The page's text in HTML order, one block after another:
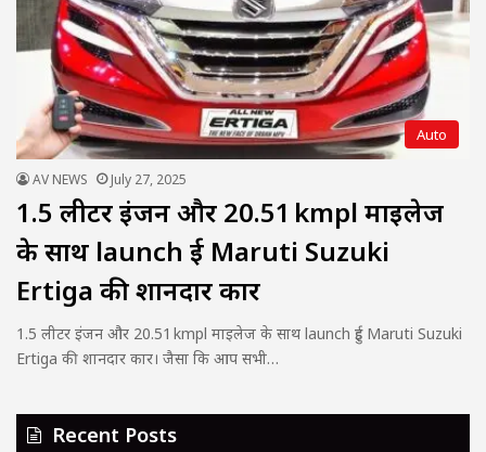
Auto
AV NEWS July 27, 2025
1.5 लीटर इंजन और 20.51 kmpl माइलेज
के साथ launch हुई Maruti Suzuki
Ertiga की शानदार कार
1.5 लीटर इंजन और 20.51 kmpl माइलेज के साथ launch हुई Maruti Suzuki
Ertiga की शानदार कार। जैसा कि आप सभी…
Recent Posts